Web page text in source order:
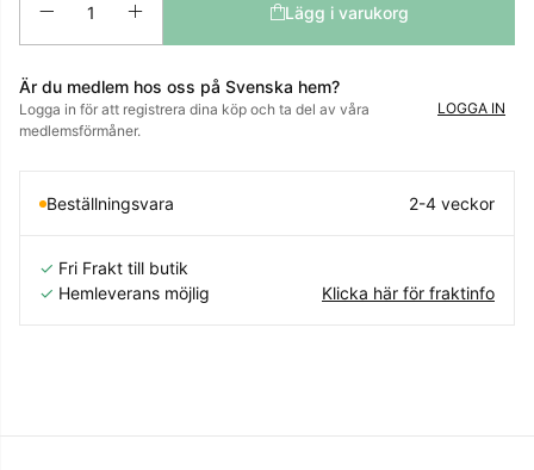
Lägg i varukorg
Är du medlem hos oss på Svenska hem?
Logga in för att registrera dina köp och ta del av våra
medlemsförmåner.
LOGGA IN
Beställningsvara 2-4 veckor
✓ Fri Frakt till butik
✓ Hemleverans möjlig Klicka här för fraktinfo